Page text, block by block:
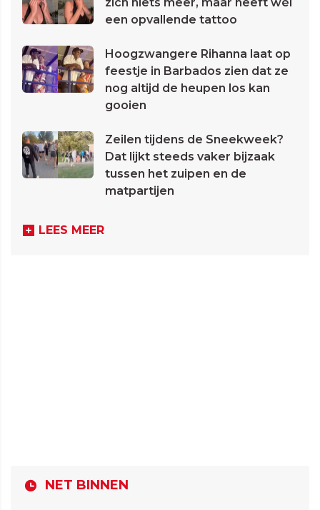
een opvallende tattoo
Hoogzwangere Rihanna laat op
feestje in Barbados zien dat ze
nog altijd de heupen los kan
gooien
Zeilen tijdens de Sneekweek?
Dat lijkt steeds vaker bijzaak
tussen het zuipen en de
matpartijen
LEES MEER
NET BINNEN